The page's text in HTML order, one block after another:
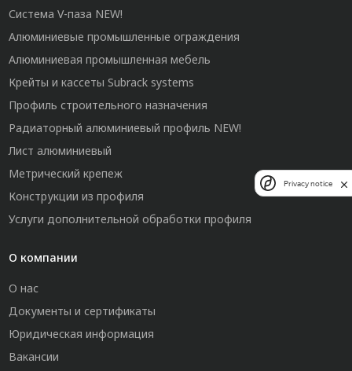
Система V-паза NEW!
Алюминиевые промышленные ограждения
Алюминиевая промышленная мебель
Крейты и кассеты Subrack systems
Профиль строительного назначения
Радиаторный алюминиевый профиль NEW!
Лист алюминиевый
Метрический крепеж
Конструкции из профиля
Услуги дополнительной обработки профиля
О компании
О нас
Документы и сертификаты
Юридическая информация
Вакансии
Privacy notice